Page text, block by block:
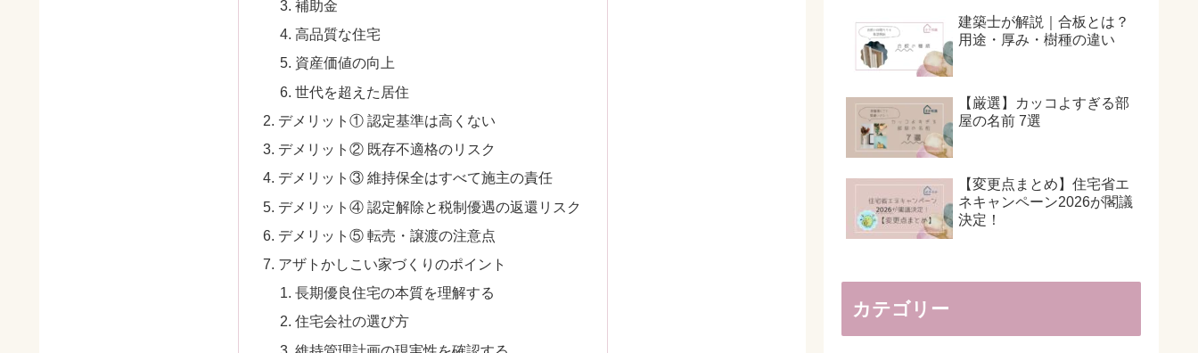
補助金
高品質な住宅
資産価値の向上
世代を超えた居住
デメリット① 認定基準は高くない
デメリット② 既存不適格のリスク
デメリット③ 維持保全はすべて施主の責任
デメリット④ 認定解除と税制優遇の返還リスク
デメリット⑤ 転売・譲渡の注意点
アザトかしこい家づくりのポイント
長期優良住宅の本質を理解する
住宅会社の選び方
建築士が解説｜合板とは？
用途・厚み・樹種の違い
【厳選】カッコよすぎる部
屋の名前 7選
【変更点まとめ】住宅省エ
ネキャンペーン2026が閣議
決定！
カテゴリー